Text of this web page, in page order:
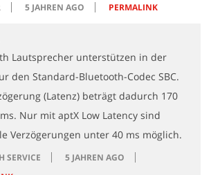
5 JAHREN AGO PERMALINK
Lautsprecher unterstützen in der
den Standard-Bluetooth-Codec SBC.
(Latenz) beträgt dadurch 170
Nur mit aptX Low Latency sind
Verzögerungen unter 40 ms möglich.
SERVICE
5 JAHREN AGO